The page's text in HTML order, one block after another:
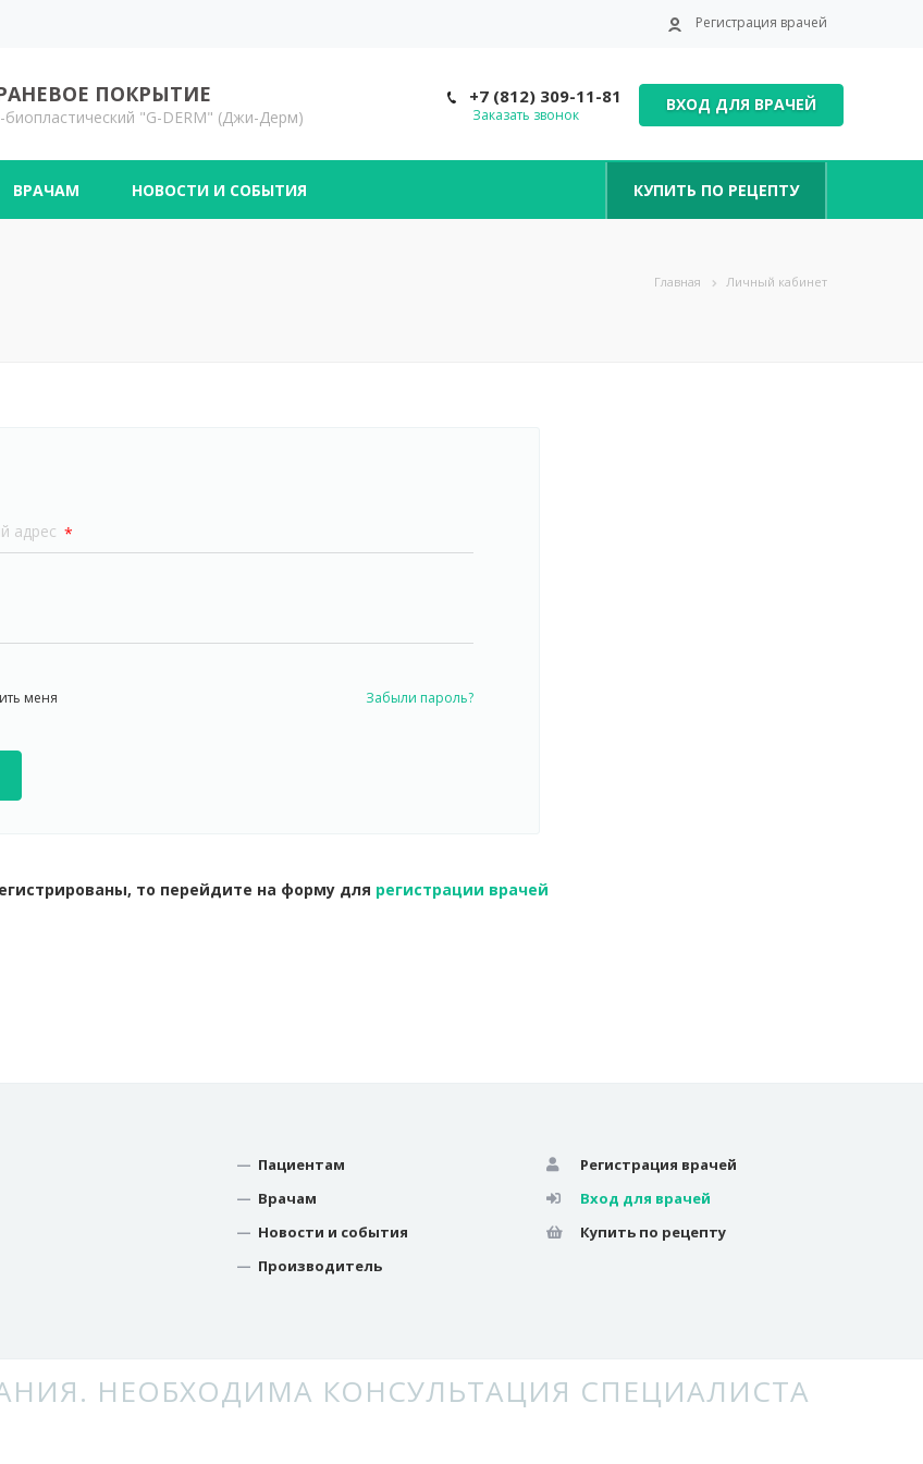
Регистрация врачей
ПОКРЫТИЕ
биопластический "G-DERM" (Джи-Дерм)
ВХОД ДЛЯ ВРАЧЕЙ
+7 (812) 309-11-81
Заказать звонок
ВРАЧАМ НОВОСТИ И СОБЫТИЯ КУПИТЬ ПО РЕЦЕПТУ
Главная Личный кабинет
адрес *
Забыли пароль?
меня
то перейдите на форму для регистрации врачей
— Пациентам
— Врачам
— Новости и события
— Производитель
Регистрация врачей
Вход для врачей
Купить по рецепту
НЕОБХОДИМА КОНСУЛЬТАЦИЯ СПЕЦИАЛИСТА